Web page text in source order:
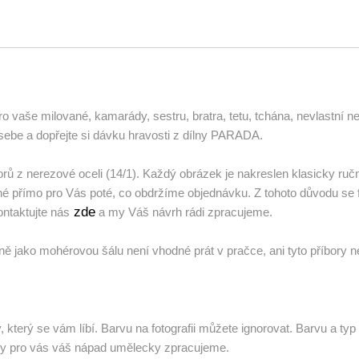
vaše milované, kamarády, sestru, bratra, tetu, tchána, nevlastní
a dopřejte si dávku hravosti z dílny PARADA.
z nerezové oceli (14/1). Každý obrázek je nakreslen klasicky
přímo pro Vás poté, co obdržíme objednávku. Z tohoto důvodu
nás zde a my Váš návrh rádi zpracujeme.
jako mohérovou šálu není vhodné prát v pračce, ani tyto příbory
se vám líbí. Barvu na fotografii můžete ignorovat. Barvu a
pro vás váš nápad umělecky zpracujeme.